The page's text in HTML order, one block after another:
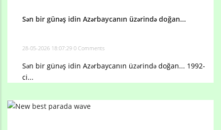
Sən bir günəş idin Azərbaycanın üzərində doğan...
28-05-2026 18:07:29 0 Comments
Sən bir günəş idin Azərbaycanın üzərində doğan... 1992-
ci...